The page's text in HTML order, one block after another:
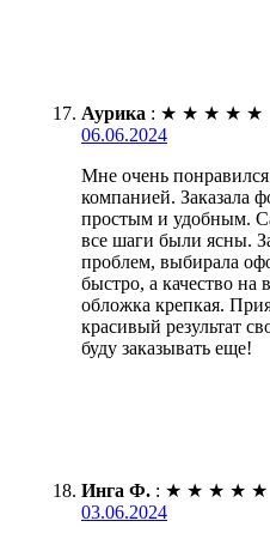
Аурика : ★ ★ ★ ★ ★
06.06.2024
Мне очень
компанией. Заказала
простым и удобным.
все шаги были ясны.
проблем, выбирала
быстро, а качество на
обложка крепкая.
красивый результат
буду заказывать еще!
Инга Ф. : ★ ★ ★ ★ ★
03.06.2024